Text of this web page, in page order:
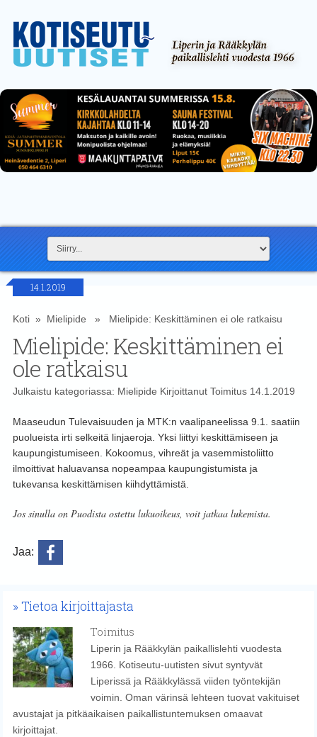
14.1.2019
Koti» Mielipide » Mielipide: Keskittäminen ei ole ratkaisu
Mielipide: Keskittäminen ei
ole ratkaisu
Julkaistu kategoriassa: Mielipide Kirjoittanut Toimitus14.1.2019
Maaseudun Tulevaisuuden ja MTK:n vaalipaneelissa 9.1. saatiin
puolueista irti selkeitä linjaeroja. Yksi liittyi keskittämiseen ja
kaupungistumiseen. Kokoomus, vihreät ja vasemmistoliitto
ilmoittivat haluavansa nopeampaa kaupungistumista ja
tukevansa keskittämisen kiihdyttämistä.
Jos sinulla on Puodista ostettu lukuoikeus, voit jatkaa lukemista.
Jaa:
Tietoa kirjoittajasta
Toimitus
Liperin ja Rääkkylän paikallislehti vuodesta
1966. Kotiseutu-uutisten sivut syntyvät
Liperissä ja Rääkkylässä viiden työntekijän
voimin. Oman värinsä lehteen tuovat vakituiset
avustajat ja pitkäaikaisen paikallistuntemuksen omaavat
kirjoittajat.